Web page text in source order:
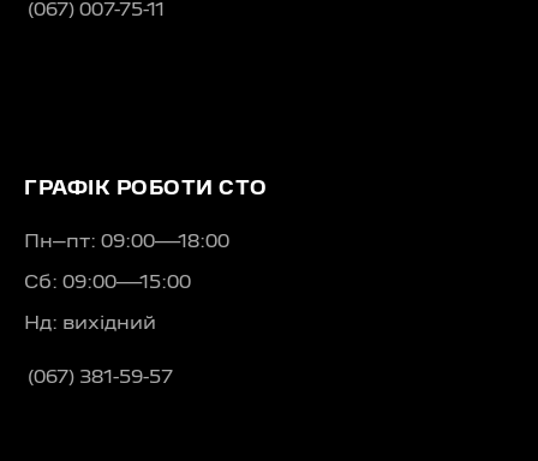
(067) 007-75-11
ГРАФІК РОБОТИ СТО
Пн–пт: 09:00—18:00
Сб: 09:00—15:00
Нд: вихідний
(067) 381-59-57